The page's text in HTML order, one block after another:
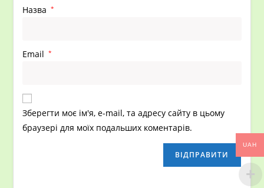
Назва *
Email *
Зберегти моє ім'я, e-mail, та адресу сайту в цьому
браузері для моїх подальших коментарів.
UAH